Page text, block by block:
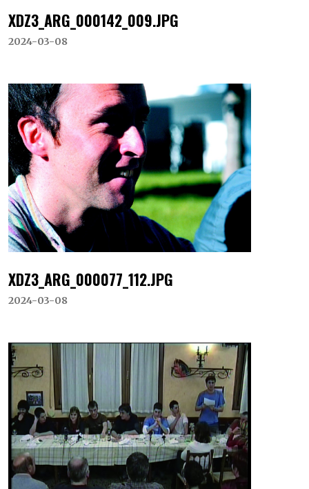
XDZ3_ARG_000142_009.JPG
2024-03-08
XDZ3_ARG_000077_112.JPG
2024-03-08